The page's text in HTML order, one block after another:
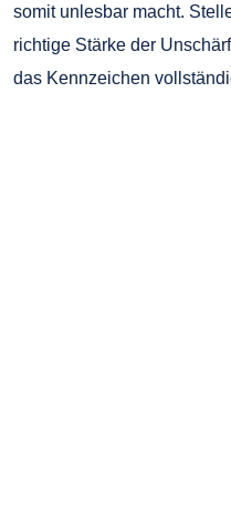
somit unlesbar macht.
richtige Stärke der
das Kennzeichen